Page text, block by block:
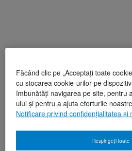
Făcând clic pe „Acceptați toate
cu stocarea cookie-urilor pe
îmbunătăți navigarea pe site, pentru
ului și pentru a ajuta eforturile
Notificare privind confidențialitatea și
Respingeți toate